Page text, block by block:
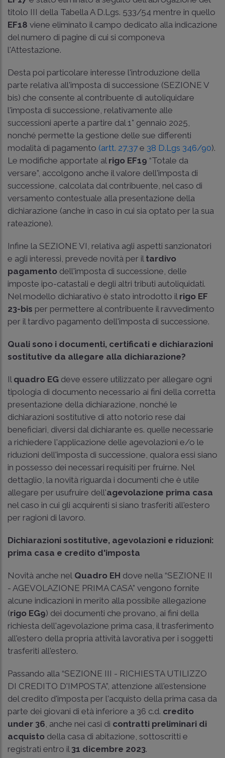
titolo III della Tabella A D.Lgs. 533/54 mentre in quello
EF18 viene eliminato il campo dedicato alla indicazione
del numero di pagine di cui si componeva
l'Attestazione.
Desta poi particolare interesse l'introduzione della
parte relativa all'imposta di successione (SEZIONE V
bis) che consente al contribuente di autoliquidare
l'imposta di successione, relativamente alle
successioni aperte a partire dal 1° gennaio 2025,
nonché permette la gestione delle sue differenti
modalità di pagamento (artt. 27, 37 e 38 D.Lgs 346/90).
Le modifiche apportate al rigo EF19 “Totale da
versare”, accolgono anche il valore dell'imposta di
successione, calcolata dal contribuente, nel caso di
versamento contestuale alla presentazione della
dichiarazione (anche in caso in cui sia optato per la sua
rateazione).
Infine la SEZIONE VI, relativa agli aspetti sanzionatori
e agli interessi, prevede novità per il tardivo
pagamento dell'imposta di successione, delle
imposte ipo-catastali e degli altri tributi autoliquidati.
Nel modello dichiarativo è stato introdotto il rigo EF
23-bis per permettere al contribuente il ravvedimento
per il tardivo pagamento dell'imposta di successione.
Quali sono i documenti, certificati e dichiarazioni
sostitutive da allegare alla dichiarazione?
Il quadro EG deve essere utilizzato per allegare ogni
tipologia di documento necessario ai fini della corretta
presentazione della dichiarazione, nonché le
dichiarazioni sostitutive di atto notorio rese dai
beneficiari, diversi dal dichiarante es. quelle necessarie
a richiedere l'applicazione delle agevolazioni e/o le
riduzioni dell'imposta di successione, qualora essi siano
in possesso dei necessari requisiti per fruirne. Nel
dettaglio, la novità riguarda i documenti che è utile
allegare per usufruire dell'agevolazione prima casa
nel caso in cui gli acquirenti si siano trasferiti all'estero
per ragioni di lavoro.
Dichiarazioni sostitutive, agevolazioni e riduzioni:
prima casa e credito d'imposta
Novità anche nel Quadro EH dove nella “SEZIONE II
- AGEVOLAZIONE PRIMA CASA” vengono fornite
alcune indicazioni in merito alla possibile allegazione
(rigo EG9) dei documenti che provano, ai fini della
richiesta dell'agevolazione prima casa, il trasferimento
all'estero della propria attività lavorativa per i soggetti
trasferiti all'estero.
Passando alla “SEZIONE III - RICHIESTA UTILIZZO
DI CREDITO D'IMPOSTA”, attenzione all'estensione
del credito d'imposta per l'acquisto della prima casa da
parte dei giovani di età inferiore a 36 c.d. credito
under 36 , anche nei casi di contratti preliminari di
acquisto della casa di abitazione, sottoscritti e
registrati entro il 31 dicembre 2023.